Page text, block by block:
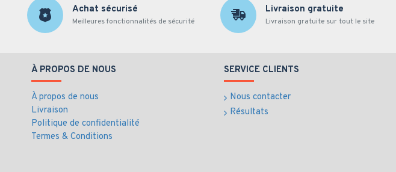
Achat sécurisé
Meilleures fonctionnalités de sécurité
Livraison gratuite
Livraison gratuite sur tout le site
À PROPOS DE NOUS
À propos de nous
Livraison
Politique de confidentialité
Termes & Conditions
SERVICE CLIENTS
Nous contacter
Résultats